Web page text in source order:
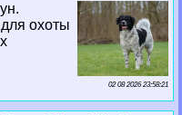
охоты
02 08 2026 23:58:21